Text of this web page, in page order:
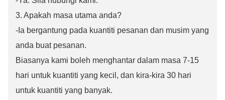
3. Apakah masa utama anda?
-Ia bergantung pada kuantiti pesanan dan musim yang
anda buat pesanan.
Biasanya kami boleh menghantar dalam masa 7-15
hari untuk kuantiti yang kecil, dan kira-kira 30 hari
untuk kuantiti yang banyak.